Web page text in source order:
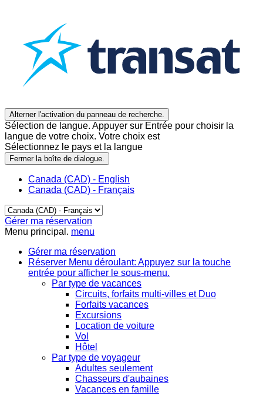
Alterner l'activation du panneau de recherche.
Sélection de langue. Appuyer sur Entrée pour choisir la
langue de votre choix. Votre choix est
Sélectionnez le pays et la langue
Fermer la boîte de dialogue.
Canada (CAD) - English
Canada (CAD) - Français
Gérer ma réservation
Menu principal. menu
Gérer ma réservation
Réserver Menu déroulant: Appuyez sur la touche
entrée pour afficher le sous-menu.
Par type de vacances
Circuits, forfaits multi-villes et Duo
Forfaits vacances
Excursions
Location de voiture
Vol
Hôtel
Par type de voyageur
Adultes seulement
Chasseurs d'aubaines
Vacances en famille